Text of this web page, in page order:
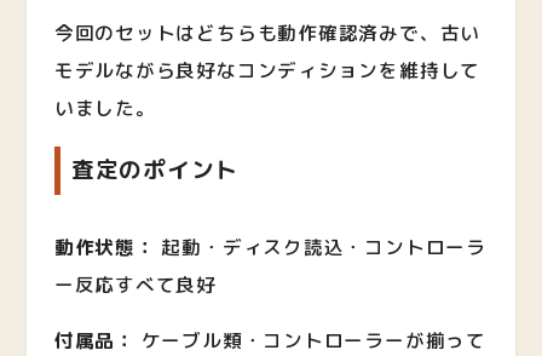
今回のセットはどちらも動作確認済みで、古い
モデルながら良好なコンディションを維持して
いました。
査定のポイント
動作状態： 起動・ディスク読込・コントローラ
ー反応すべて良好
付属品：
ケーブル類・コントローラーが揃って